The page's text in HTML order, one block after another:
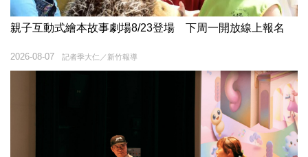
親子互動式繪本故事劇場8/23登場 下周一開放線上報名
記者季大仁／新竹報導
2026-08-07